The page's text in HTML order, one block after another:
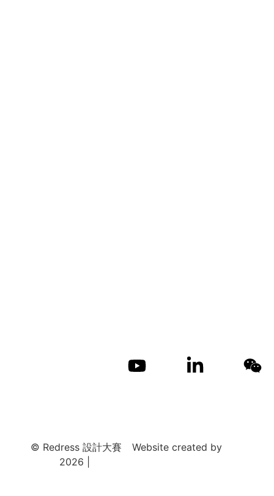
© Redress 設計大賽
2026 |
Website created by